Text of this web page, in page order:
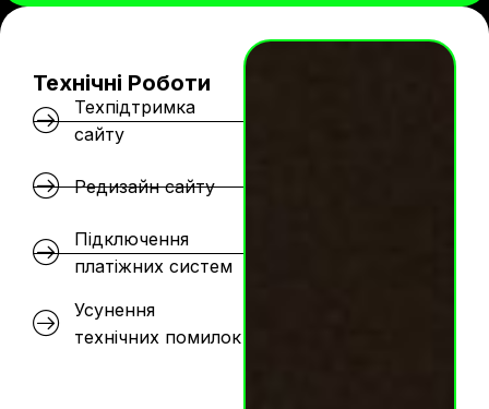
Технічні Роботи
Техпідтримка
сайту
Редизайн сайту
Підключення
платіжних систем
Усунення
технічних помилок